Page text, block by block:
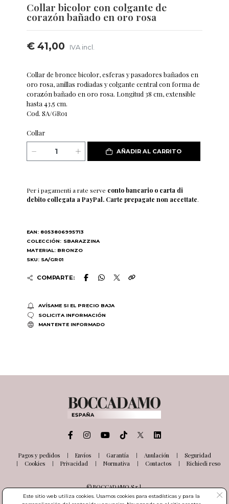
Collar bicolor con colgante de
corazón bañado en oro rosa
€ 41,00 IVA incl.
Collar de bronce bicolor, esferas y pasadores bañados en
oro rosa, anillas rodiadas y colgante central con forma de
corazón bañado en oro rosa. Longitud 38 cm, extensible
hasta 43,5 cm.
Cod. SA/GR01
Collar
AÑADIR AL CARRITO
Per i pagamenti a rate serve conto bancario o carta di
debito collegata a PayPal. Carte prepagate non accettate.
EAN: 8053806995713
COLECCIÓN: SBARAZZINA
MATERIAL: BRONZO
SKU: SA/GR01
COMPARTE:
AVÍSAME SI EL PRECIO BAJA
SOLICITA INFORMACIÓN
MANTENTE INFORMADO
Pagos y pedidos Envíos Garantía Anulación
Seguridad
Cookies
Privacidad Normativa Contactos Richiedi reso
© BOCCADAMO S.r.l.
Via delle Industrie, 26
Este sitio web utiliza cookies. Usamos cookies para estadísticas y para la